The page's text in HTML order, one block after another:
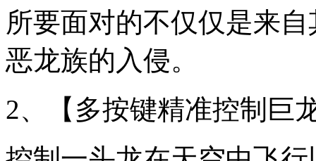
所要面对的不仅仅是来
恶龙族的入侵。
2、【多按键精准控制巨